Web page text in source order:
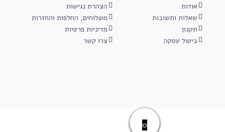
אודות
הצהרת נגישות
שאלות ותשובות
משלוחים, החלפות והחזרות
תקנון
מדיניות פרטיות
ביטול עסקה
צרו קשר
0